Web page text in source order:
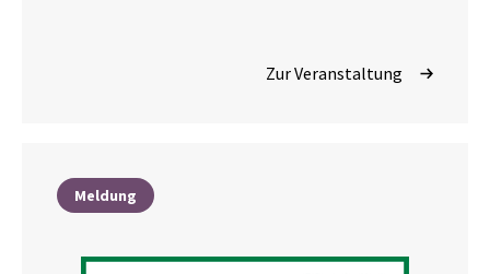
Zur Veranstaltung
Meldung